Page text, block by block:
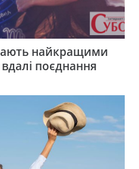
найкращими
поєднання